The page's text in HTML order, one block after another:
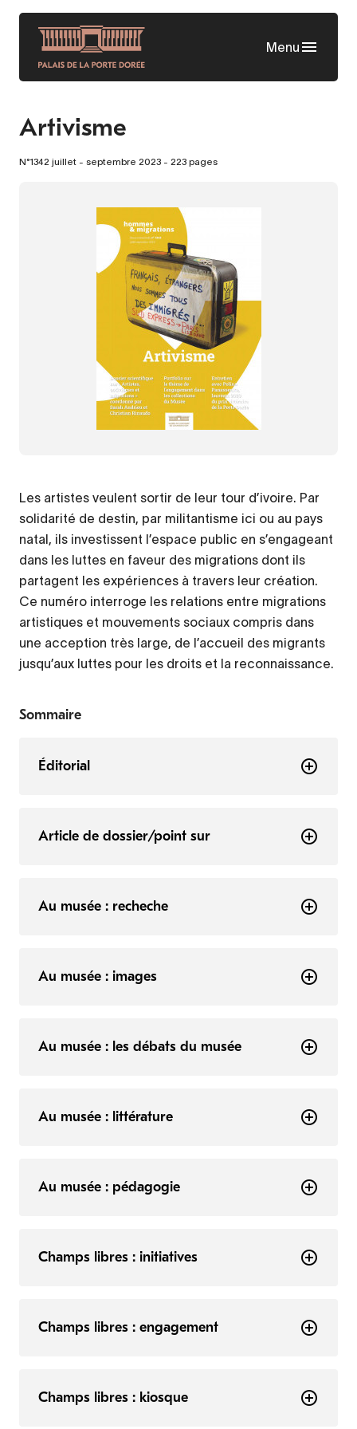
Skip
content
Menu
Artivisme
N°1342 juillet - septembre 2023 - 223 pages
Les artistes veulent sortir de leur tour d’ivoire. Par
solidarité de destin, par militantisme ici ou au pays
natal, ils investissent l’espace public en s’engageant
dans les luttes en faveur des migrations dont ils
partagent les expériences à travers leur création.
Ce numéro interroge les relations entre migrations
artistiques et mouvements sociaux compris dans
une acception très large, de l’accueil des migrants
jusqu’aux luttes pour les droits et la reconnaissance.
Sommaire
Éditorial
Article de dossier/point sur
Au musée : recheche
Au musée : images
Au musée : les débats du musée
Au musée : littérature
Au musée : pédagogie
Champs libres : initiatives
Champs libres : engagement
Champs libres : kiosque